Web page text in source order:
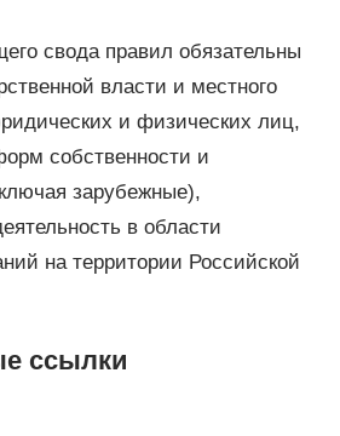
свода правил обязательны
власти и местного
и физических лиц,
собственности и
зарубежные),
в области
на территории Российской
ссылки